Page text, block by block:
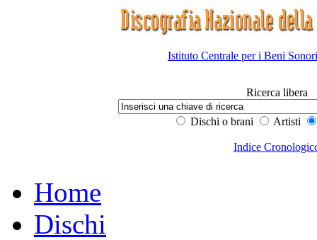
Istituto Centrale per i Beni
Ricerca libera
Dischi o brani Artisti
Indice
Home
Dischi